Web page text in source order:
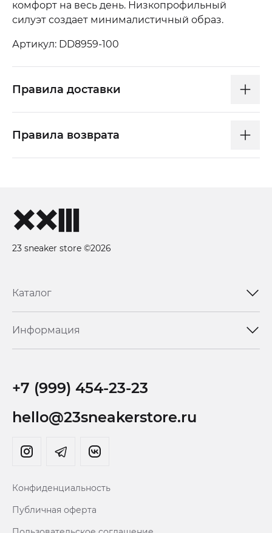
комфорт на весь день. Низкопрофильный
силуэт создает минималистичный образ.
Артикул: DD8959-100
Правила доставки
Правила возврата
23 sneaker store ©2026
Каталог
Информация
+7 (999) 454-23-23
hello@23sneakerstore.ru
Конфиденциальность
Публичная оферта